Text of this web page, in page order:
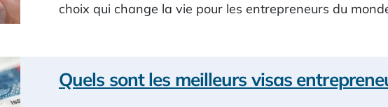
choix qui change la vie pour les entrepreneurs du
Quels sont les meilleurs visas